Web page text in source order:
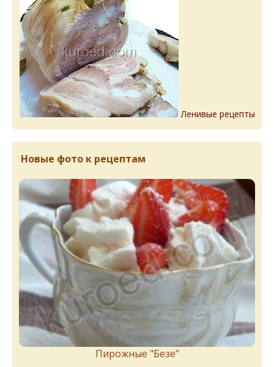
Ленивые рецепты
Новые фото к рецептам
Пирожныe "Бeзe"